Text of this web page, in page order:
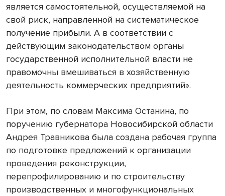
является самостоятельной, осуществляемой на
свой риск, направленной на систематическое
получение прибыли. А в соответствии с
действующим законодательством органы
государственной исполнительной власти не
правомочны вмешиваться в хозяйственную
деятельность коммерческих предприятий».
При этом, по словам Максима Останина, по
поручению губернатора Новосибирской области
Андрея Травникова была создана рабочая группа
по подготовке предложений к организации
проведения реконструкции,
перепрофилированию и по строительству
производственных и многофункциональных